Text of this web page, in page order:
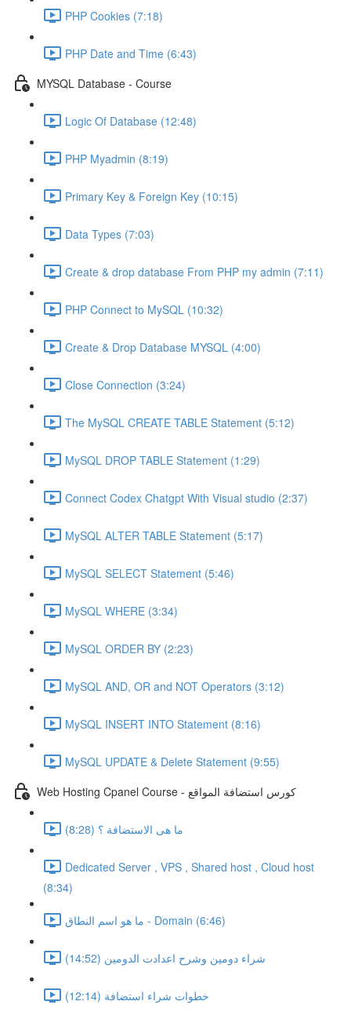
PHP Cookies (7:18)
PHP Date and Time (6:43)
MYSQL Database - Course
Logic Of Database (12:48)
PHP Myadmin (8:19)
Primary Key & Foreign Key (10:15)
Data Types (7:03)
Create & drop database From PHP my admin (7:11)
PHP Connect to MySQL (10:32)
Create & Drop Database MYSQL (4:00)
Close Connection (3:24)
The MySQL CREATE TABLE Statement (5:12)
MySQL DROP TABLE Statement (1:29)
Connect Codex Chatgpt With Visual studio (2:37)
MySQL ALTER TABLE Statement (5:17)
MySQL SELECT Statement (5:46)
MySQL WHERE (3:34)
MySQL ORDER BY (2:23)
MySQL AND, OR and NOT Operators (3:12)
MySQL INSERT INTO Statement (8:16)
MySQL UPDATE & Delete Statement (9:55)
Web Hosting Cpanel Course - كورس استضافة المواقع
ما هى الاستضافة ؟ (8:28)
Dedicated Server , VPS , Shared host , Cloud host
(8:34)
ما هو اسم النطاق - Domain (6:46)
شراء دومين وشرح اعدادت الدومين (14:52)
خطوات شراء استضافة (12:14)